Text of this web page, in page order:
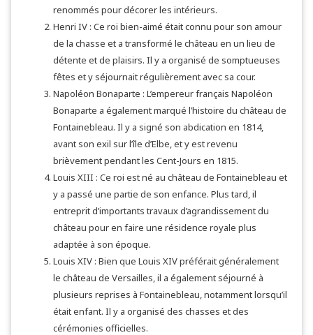
renommés pour décorer les intérieurs.
Henri IV : Ce roi bien-aimé était connu pour son amour
de la chasse et a transformé le château en un lieu de
détente et de plaisirs. Il y a organisé de somptueuses
fêtes et y séjournait régulièrement avec sa cour.
Napoléon Bonaparte : L’empereur français Napoléon
Bonaparte a également marqué l’histoire du château de
Fontainebleau. Il y a signé son abdication en 1814,
avant son exil sur l’île d’Elbe, et y est revenu
brièvement pendant les Cent-Jours en 1815.
Louis XIII : Ce roi est né au château de Fontainebleau et
y a passé une partie de son enfance. Plus tard, il
entreprit d’importants travaux d’agrandissement du
château pour en faire une résidence royale plus
adaptée à son époque.
Louis XIV : Bien que Louis XIV préférait généralement
le château de Versailles, il a également séjourné à
plusieurs reprises à Fontainebleau, notamment lorsqu’il
était enfant. Il y a organisé des chasses et des
cérémonies officielles.